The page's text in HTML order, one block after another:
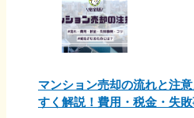
マンション売却の流れと注
すく解説！費用・税金・失